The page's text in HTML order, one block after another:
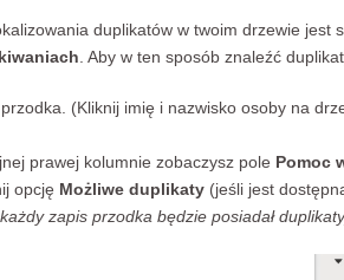
duplikatów w twoim drzewie jest
. Aby w ten sposób znaleźć
(Kliknij imię i nazwisko osoby na
prawej kolumnie zobaczysz pole Pomoc
opcję Możliwe duplikaty (jeśli jest
zapis przodka będzie posiadał